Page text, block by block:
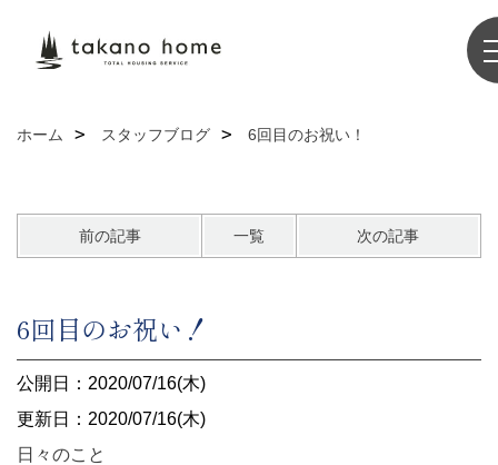
ホーム スタッフブログ 6回目のお祝い！
前の記事 一覧 次の記事
6回目のお祝い！
公開日：2020/07/16(木)
更新日：2020/07/16(木)
日々のこと